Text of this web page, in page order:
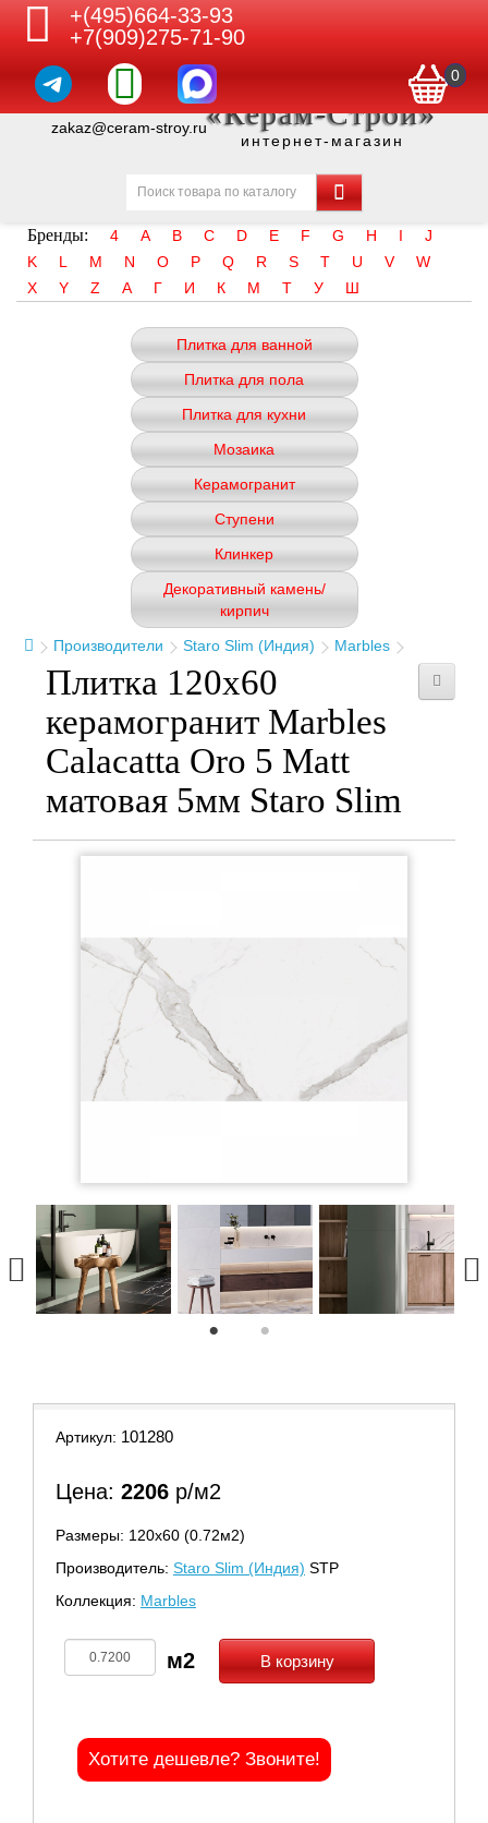
+(495)664-33-93
+7(909)275-71-90
0
zakaz@ceram-stroy.ru«Керам-Строй»
интернет-магазин
Бренды: 4 A B C D E F G H I
J
K
L M N O P Q R S T U V
W
X
Y Z А Г И К М Т У Ш
Плитка для ванной
Плитка для пола
Плитка для кухни
Мозаика
Керамогранит
Ступени
Клинкер
Декоративный камень/
кирпич
Производители
Staro Slim (Индия) Marbles
Плитка 120x60
керамогранит Marbles
Calacatta Oro 5 Matt
матовая 5мм Staro Slim
Артикул: 101280
Цена: 2206 р/м2
Размеры: 120х60 (0.72м2)
Производитель: Staro Slim (Индия) STP
Коллекция: Marbles
В корзину
Хотите дешевле? Звоните!